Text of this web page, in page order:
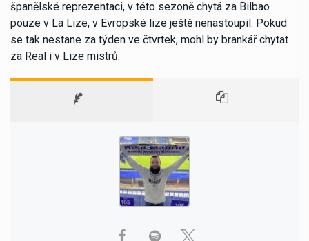
španělské reprezentaci, v této sezoně chytá za Bilbao
pouze v La Lize, v Evropské lize ještě nenastoupil. Pokud
se tak nestane za týden ve čtvrtek, mohl by brankář chytat
za Real i v Lize mistrů.